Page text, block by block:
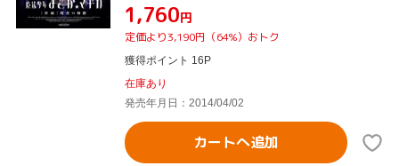
¥1,760円
定価より3,190円（64%）おトク
獲得ポイント 16P
在庫あり
発売年月日：2014/04/02
カートへ追加